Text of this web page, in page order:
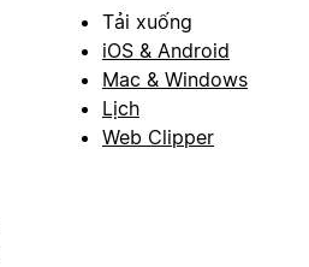
Tải xuống
iOS & Android
Mac & Windows
Lịch
Web Clipper